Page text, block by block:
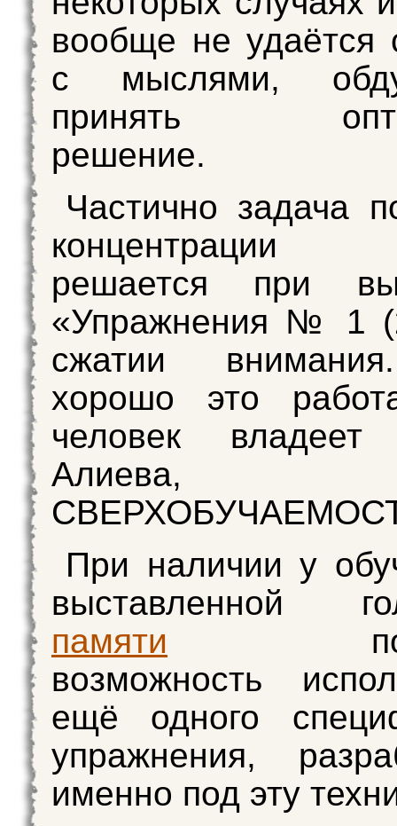
вообще не удаётся
с мыслями,
принять
решение.
Частично задача
концентрации
решается при
«Упражнения № 1
сжатии
хорошо это
человек
Алиева,
При наличии у
выставленной
памяти
возможность
ещё одного
упражнения,
именно под эту